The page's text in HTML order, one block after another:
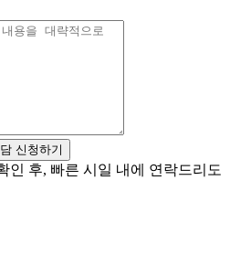
신청하기
인 후, 빠른 시일 내에 연락드리도